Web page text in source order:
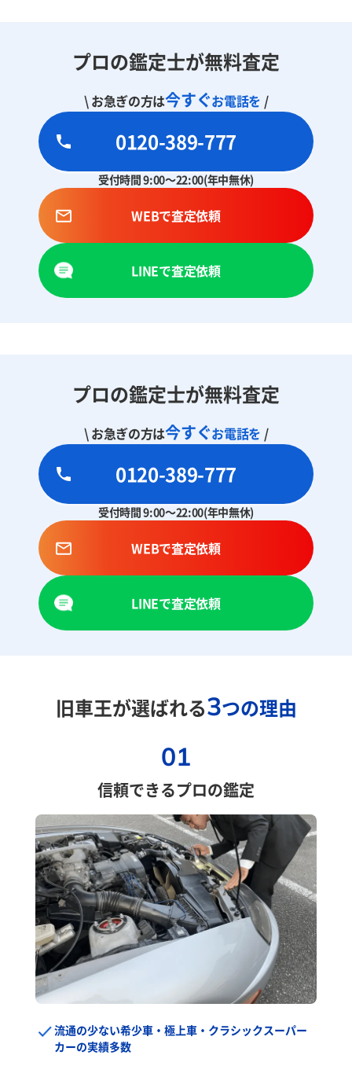
プロの鑑定士が無料査定
\ お急ぎの方は今すぐお電話を /
0120-389-777
受付時間 9:00～22:00(年中無休)
WEBで査定依頼
LINEで査定依頼
プロの鑑定士が無料査定
\ お急ぎの方は今すぐお電話を /
0120-389-777
受付時間 9:00～22:00(年中無休)
WEBで査定依頼
LINEで査定依頼
旧車王が選ばれる3つの理由
01
信頼できるプロの鑑定
流通の少ない希少車・極上車・クラシックスーパー
カーの実績多数